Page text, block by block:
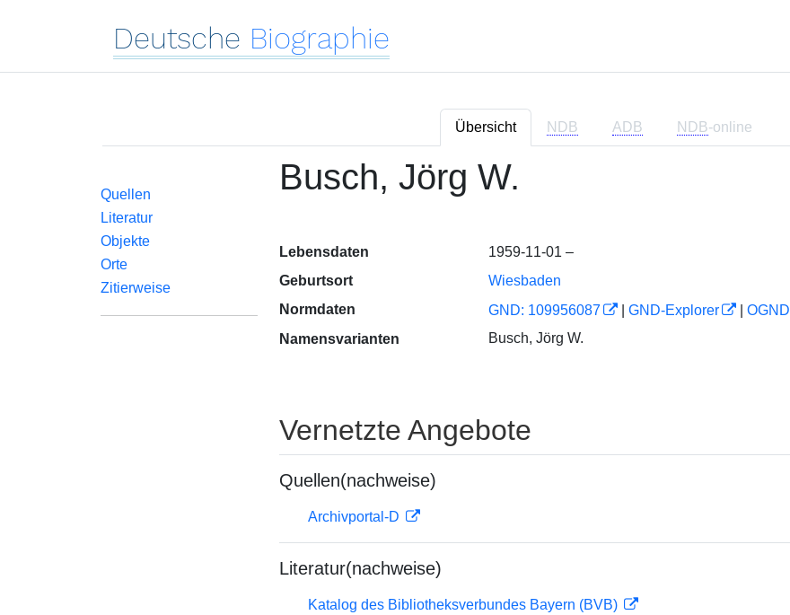
Deutsche Biographie
Übersicht NDB ADB NDB-online
Quellen
Literatur
Objekte
Orte
Zitierweise
Busch, Jörg W.
Lebensdaten
1959-11-01 –
Geburtsort
Wiesbaden
Normdaten
GND: 109956087 GND-Explorer OGND
Namensvarianten
Busch, Jörg W.
Vernetzte Angebote
Quellen(nachweise)
Archivportal-D
Literatur(nachweise)
Katalog des Bibliotheksverbundes Bayern (BVB)